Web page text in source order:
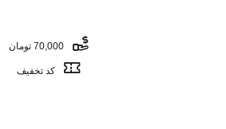
70,000 تومان
کد تخفیف